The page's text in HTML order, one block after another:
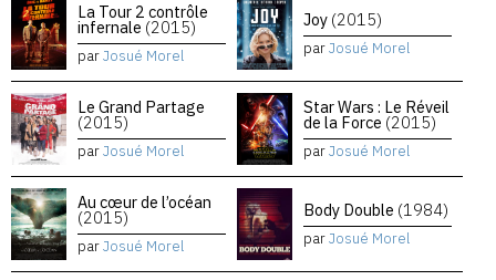
La Tour 2 contrôle
infernale (2015)
parJosué Morel
Joy (2015)
parJosué Morel
Le Grand Partage
(2015)
parJosué Morel
Star Wars : Le Réveil
de la Force (2015)
parJosué Morel
Au cœur de l’océan
(2015)
parJosué Morel
Body Double (1984)
parJosué Morel